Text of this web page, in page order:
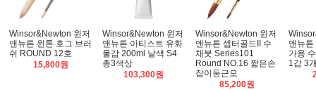
Winsor&Newton 윈저
앤뉴튼 윈톤 호그 브러
쉬 ROUND 12호
15,800원
Winsor&Newton 윈저
앤뉴튼 아티스트 유화
물감 200ml 낱색 S4
총3색상
103,300원
Winsor&Newton 윈저
앤뉴튼 셉터골드II 수
채붓 Series101
Round NO.16 짧은손
잡이둥근모
85,200원
앤뉴튼
가용
1갑 3